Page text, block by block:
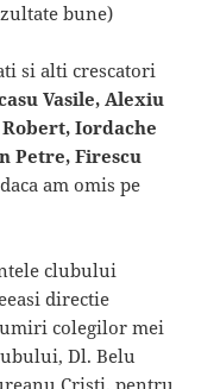
bune)
si alti crescatori
Vasile, Alexiu
Iordache
Petre, Firescu
am omis pe
clubului
directie
colegilor mei
Dl. Belu